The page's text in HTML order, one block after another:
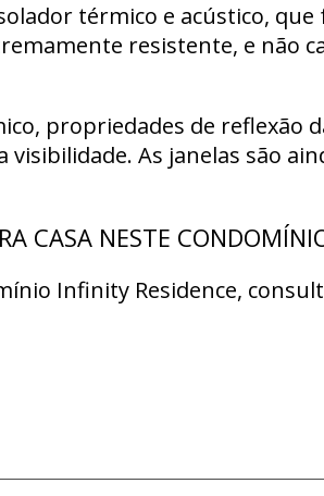
térmico e acústico,
resistente, e não
propriedades de
As janelas são
CASA NESTE
Infinity Residence,